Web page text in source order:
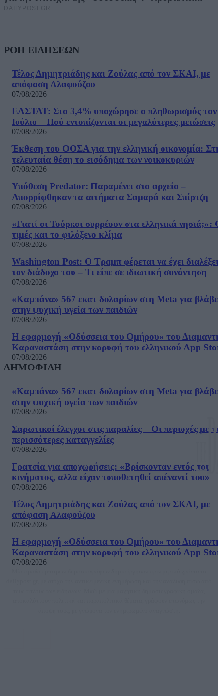
ΡΟΗ ΕΙΔΗΣΕΩΝ
Τέλος Δημητριάδης και Ζούλας από τον ΣΚΑΙ, με
απόφαση Αλαφούζου
07/08/2026
ΕΛΣΤΑΤ: Στο 3,4% υποχώρησε ο πληθωρισμός τον
Ιούλιο – Πού εντοπίζονται οι μεγαλύτερες μειώσεις
07/08/2026
Έκθεση του ΟΟΣΑ για την ελληνική οικονομία:
τελευταία θέση το εισόδημα των νοικοκυριών
07/08/2026
Υπόθεση Predator: Παραμένει στο αρχείο –
Απορρίφθηκαν τα αιτήματα Σαμαρά και Σπίρτζη
07/08/2026
«Γιατί οι Τούρκοι συρρέουν στα ελληνικά νησιά;»:
τιμές και το φιλόξενο κλίμα
07/08/2026
Washington Post: Ο Τραμπ φέρεται να έχει διαλέξει
τον διάδοχο του – Τι είπε σε ιδιωτική συνάντηση
07/08/2026
«Καμπάνα» 567 εκατ δολαρίων στη Meta για
στην ψυχική υγεία των παιδιών
07/08/2026
Η εφαρμογή «Οδύσσεια του Ομήρου» του
Καραναστάση στην κορυφή του ελληνικού App
07/08/2026
ΔΗΜΟΦΙΛΗ
«Καμπάνα» 567 εκατ δολαρίων στη Meta για
στην ψυχική υγεία των παιδιών
07/08/2026
Σαρωτικοί έλεγχοι στις παραλίες – Οι περιοχές με
περισσότερες καταγγελίες
07/08/2026
Γρατσία για αποχωρήσεις: «Bρίσκονταν εντός του
κινήματος, αλλα είχαν τοποθετηθεί απέναντί του»
07/08/2026
Τέλος Δημητριάδης και Ζούλας από τον ΣΚΑΙ, με
απόφαση Αλαφούζου
07/08/2026
Η εφαρμογή «Οδύσσεια του Ομήρου» του
Καραναστάση στην κορυφή του ελληνικού App
07/08/2026